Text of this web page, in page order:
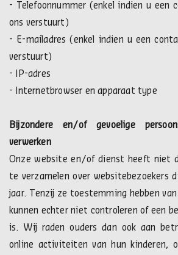
- Telefoonnummer (enkel indien u een
ons verstuurt)
- E-mailadres (enkel indien u een
verstuurt)
- IP-adres
- Internetbrowser en apparaat type
Bijzondere en/of gevoelige
verwerken
Onze website en/of dienst heeft niet
te verzamelen over websitebezoekers
jaar. Tenzij ze toestemming hebben
kunnen echter niet controleren of een
is. Wij raden ouders dan ook aan
online activiteiten van hun kinderen,